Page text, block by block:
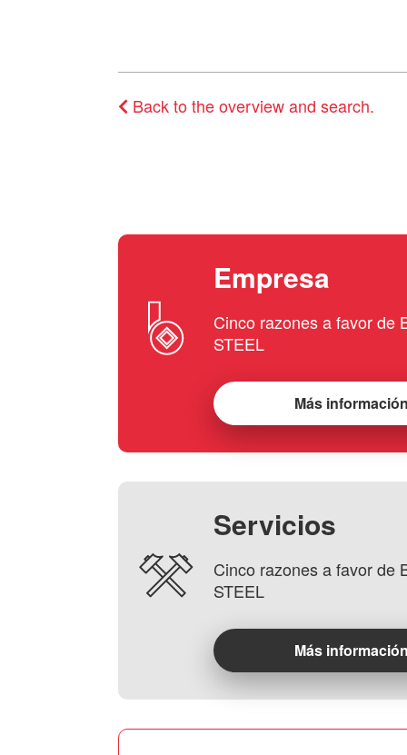
Back to the overview and search.
Empresa
Cinco razones a favor de
STEEL
Más
Servicios
Cinco razones a favor de
STEEL
Más